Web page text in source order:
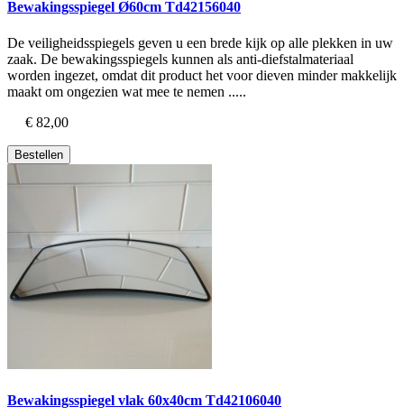
Bewakingsspiegel Ø60cm Td42156040
De veiligheidsspiegels geven u een brede kijk op alle plekken in uw
zaak. De bewakingsspiegels kunnen als anti-diefstalmateriaal
worden ingezet, omdat dit product het voor dieven minder makkelijk
maakt om ongezien wat mee te nemen .....
€ 82,00
Bestellen
Bewakingsspiegel vlak 60x40cm Td42106040